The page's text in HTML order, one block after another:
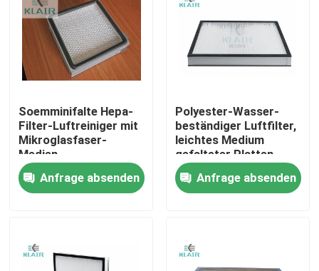
Produkte
Soemminifalte Hepa-
Filter-Luftreiniger mit
Mikroglasfaser-
Medien
Anfrage absenden
Polyester-Wasser-
beständiger Luftfilter,
leichtes Medium
gefalteter Platten-
Filter
Anfrage absenden